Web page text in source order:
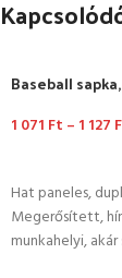
Baseball
1 071 Ft – 1 127
Hat paneles,
Megerősített,
munkahelyi,